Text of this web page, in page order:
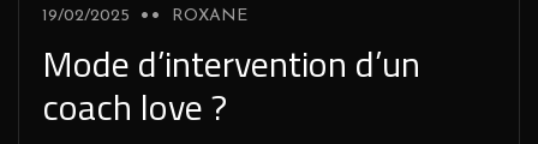
19/02/2025 ROXANE
Mode d’intervention d’un
coach love ?